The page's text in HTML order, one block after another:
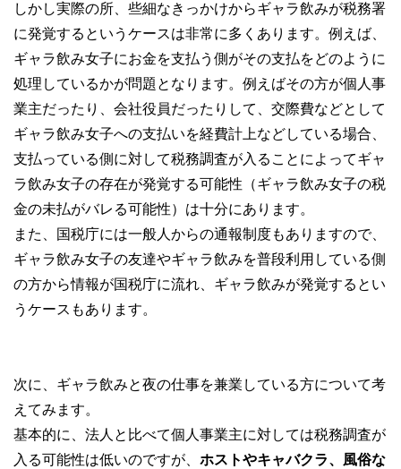
しかし実際の所、些細なきっかけからギャラ飲みが税務署
に発覚するというケースは非常に多くあります。例えば、
ギャラ飲み女子にお金を支払う側がその支払をどのように
処理しているかが問題となります。例えばその方が個人事
業主だったり、会社役員だったりして、交際費などとして
ギャラ飲み女子への支払いを経費計上などしている場合、
支払っている側に対して税務調査が入ることによってギャ
ラ飲み女子の存在が発覚する可能性（ギャラ飲み女子の税
金の未払がバレる可能性）は十分にあります。
また、国税庁には一般人からの通報制度もありますので、
ギャラ飲み女子の友達やギャラ飲みを普段利用している側
の方から情報が国税庁に流れ、ギャラ飲みが発覚するとい
うケースもあります。
次に、ギャラ飲みと夜の仕事を兼業している方について考
えてみます。
基本的に、法人と比べて個人事業主に対しては税務調査が
入る可能性は低いのですが、 ホストやキャバクラ、風俗な